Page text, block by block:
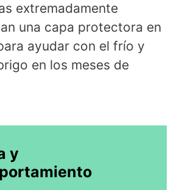
extremadamente
una capa protectora en
ayudar con el frío y
en los meses de
y